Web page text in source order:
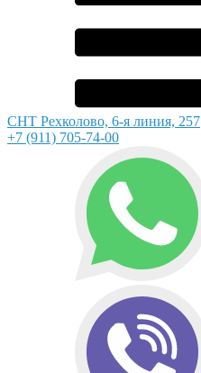
СНТ Рехколово, 6-я линия, 257
+7 (911) 705-74-00